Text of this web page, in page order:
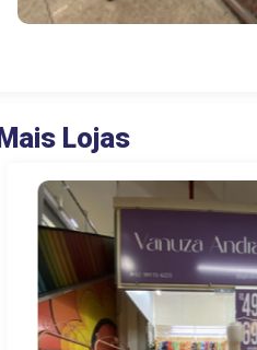
Mais Lojas